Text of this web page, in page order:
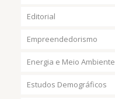
Editorial
Empreendedorismo
Energia e Meio Ambiente
Estudos Demográficos